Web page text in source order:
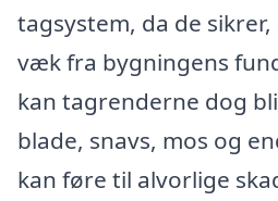
tagsystem, da de
væk fra bygningens
kan tagrenderne dog
blade, snavs, mos og
kan føre til alvorlige